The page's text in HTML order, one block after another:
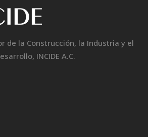
de la Construcción, la Industria y el
INCIDE A.C.